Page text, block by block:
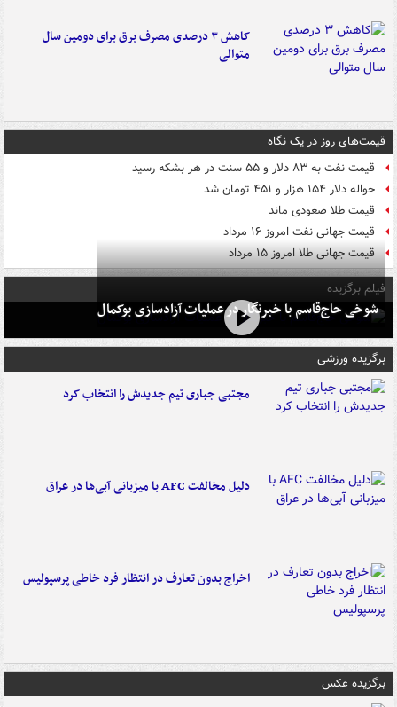
کاهش ۳ درصدی مصرف برق برای دومین سال
متوالی
قیمت‌های روز در یک نگاه
قیمت نفت به ۸۳ دلار و ۵۵ سنت در هر بشکه رسید
حواله دلار ۱۵۴ هزار و ۴۵۱ تومان شد
قیمت طلا صعودی ماند
قیمت جهانی نفت امروز ۱۶ مرداد
قیمت جهانی طلا امروز ۱۵ مرداد
فیلم برگزیده
شوخی حاج‌قاسم با خبرنگار در عملیات آزادسازی بوکمال
برگزیده ورزشی
مجتبی جباری تیم جدیدش را انتخاب کرد
دلیل مخالفت AFC با میزبانی آبی‌ها در عراق
اخراج بدون تعارف در انتظار فرد خاطی پرسپولیس
برگزیده عکس